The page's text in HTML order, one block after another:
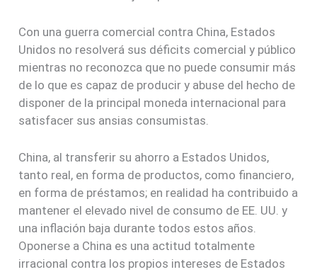
Con una guerra comercial contra China, Estados
Unidos no resolverá sus déficits comercial y público
mientras no reconozca que no puede consumir más
de lo que es capaz de producir y abuse del hecho de
disponer de la principal moneda internacional para
satisfacer sus ansias consumistas.
China, al transferir su ahorro a Estados Unidos,
tanto real, en forma de productos, como financiero,
en forma de préstamos; en realidad ha contribuido a
mantener el elevado nivel de consumo de EE. UU. y
una inflación baja durante todos estos años.
Oponerse a China es una actitud totalmente
irracional contra los propios intereses de Estados